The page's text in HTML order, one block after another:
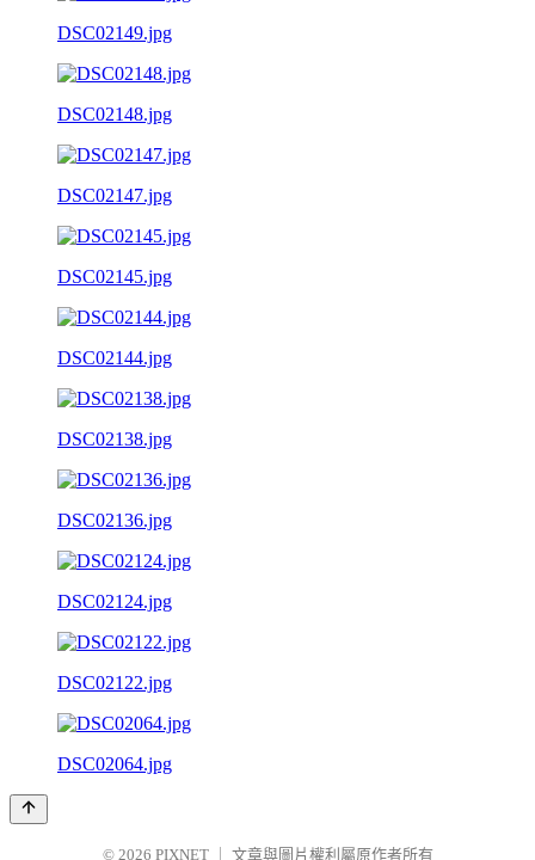
DSC02149.jpg
DSC02148.jpg
DSC02147.jpg
DSC02145.jpg
DSC02144.jpg
DSC02138.jpg
DSC02136.jpg
DSC02124.jpg
DSC02122.jpg
DSC02064.jpg
© 2026 PIXNET 文章與圖片權利屬原作者所有